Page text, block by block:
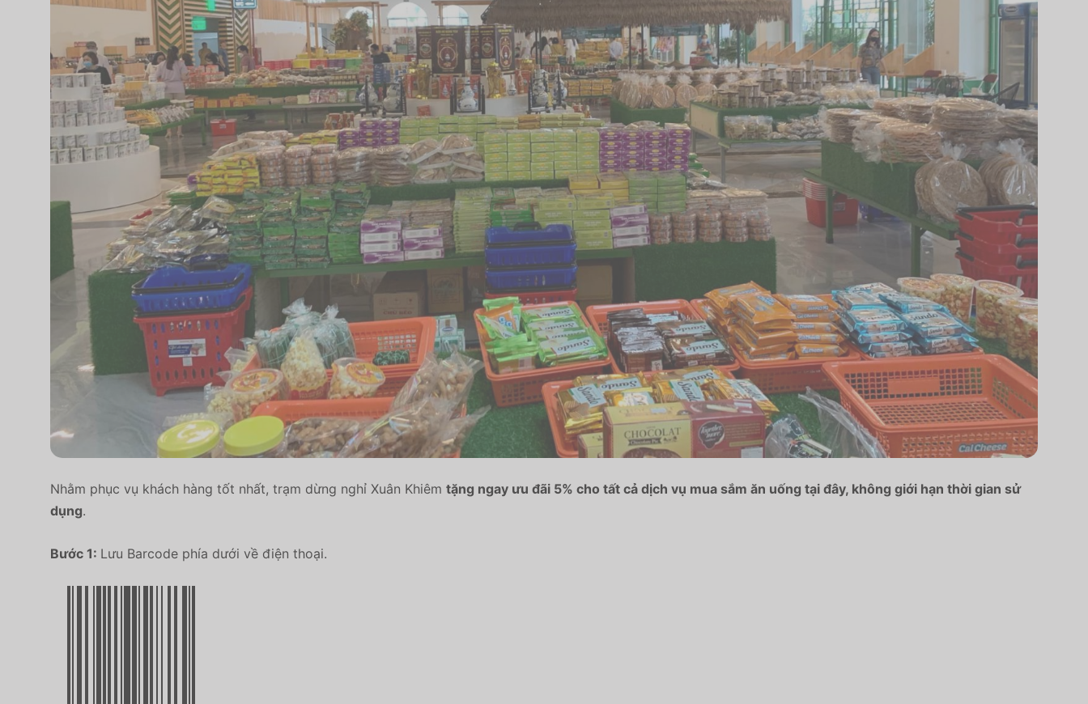
Nhằm phục vụ khách hàng tốt nhất, trạm dừng nghỉ Xuân Khiêm tặng ngay ưu đãi 5% cho tất cả dịch vụ mua sắm ăn uống tại đây, không giới hạn thời gian sử
dụng.
Bước 1: Lưu Barcode phía dưới về điện thoại.